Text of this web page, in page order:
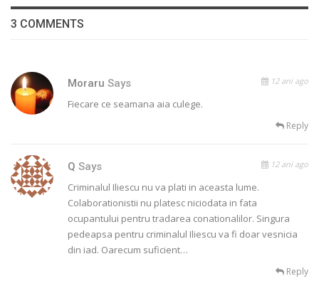
3 COMMENTS
Moraru Says 12 ani ago
Fiecare ce seamana aia culege.
Reply
Q Says 12 ani ago
Criminalul Iliescu nu va plati in aceasta lume.
Colaborationistii nu platesc niciodata in fata
ocupantului pentru tradarea conationalilor. Singura
pedeapsa pentru criminalul Iliescu va fi doar vesnicia
din iad. Oarecum suficient…
Reply